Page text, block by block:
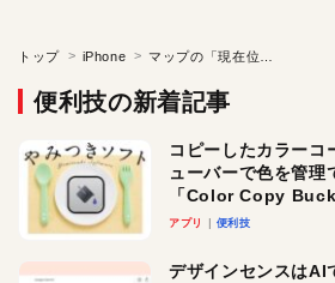
トップ iPhone
便利技の新着記事
コピーしたカラーコ
ューバーで色を管理
「Color Copy
アプリ 便利技
デザインセンスはAI